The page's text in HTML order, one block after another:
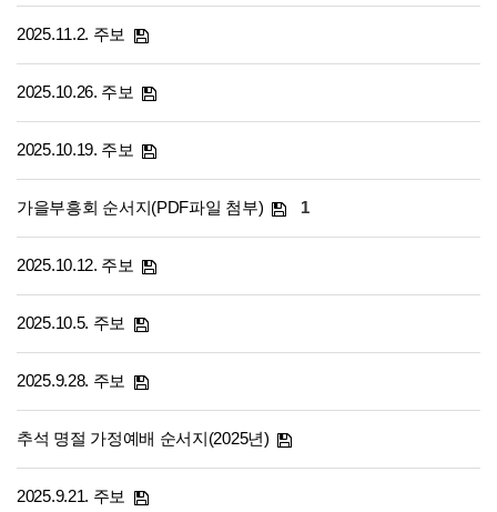
2025.11.2. 주보
2025.10.26. 주보
2025.10.19. 주보
가을부흥회 순서지(PDF파일 첨부) 1
2025.10.12. 주보
2025.10.5. 주보
2025.9.28. 주보
추석 명절 가정예배 순서지(2025년)
2025.9.21. 주보